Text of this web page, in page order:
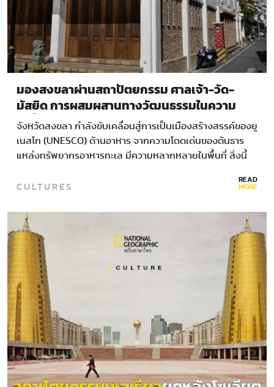
มองสงขลาผ่านสถาปัตยกรรม ศาลเจ้า-วัด-
มัสยิด การผสมผสานทางวัฒนธรรมในความ
เปลี่ยนแปลง
จังหวัดสงขลา กำลังขับเคลื่อนสู่การเป็นเมืองสร้างสรรค์ของยู
เนสโก (UNESCO) ด้านอาหาร จากความโดดเด่นของต้นธาร
แหล่งทรัพยากรอาหารทะเล มีความหลากหลายในพื้นที่ สิ่งนี้
CULTURES READ
MORE